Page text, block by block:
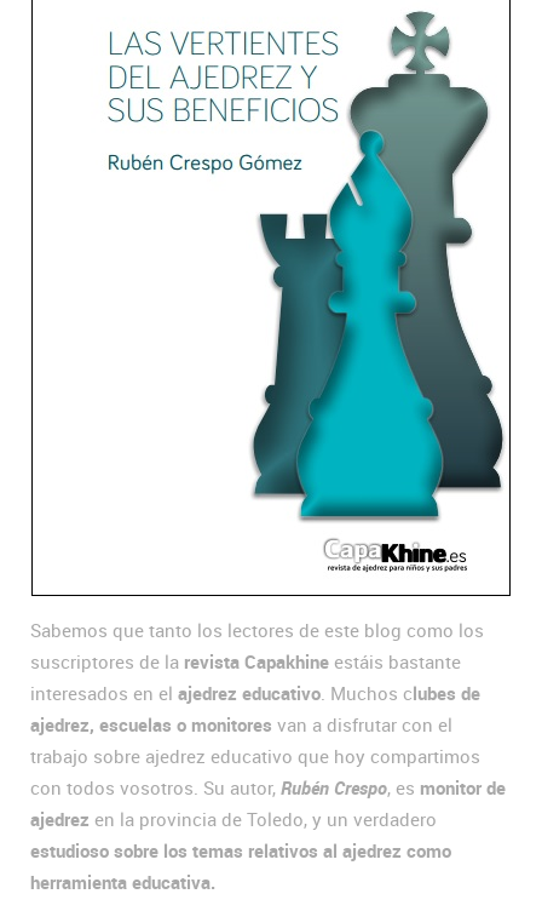
Sabemos que tanto los lectores de este blog como los
suscriptores de la revista Capakhine estáis bastante
interesados en el ajedrez educativo. Muchos clubes de
ajedrez, escuelas o monitores van a disfrutar con el
trabajo sobre ajedrez educativo que hoy compartimos
con todos vosotros. Su autor, Rubén Crespo, es monitor de
ajedrez en la provincia de Toledo, y un verdadero
estudioso sobre los temas relativos al ajedrez como
herramienta educativa.